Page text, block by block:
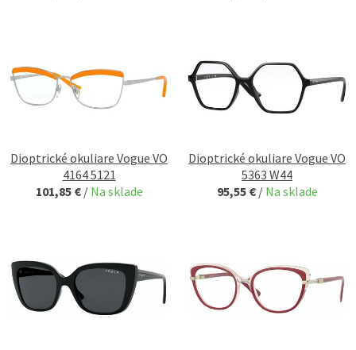
Dioptrické okuliare Vogue VO
4164 5121
101,85 € / Na sklade
Dioptrické okuliare Vogue VO
5363 W44
95,55 € / Na sklade